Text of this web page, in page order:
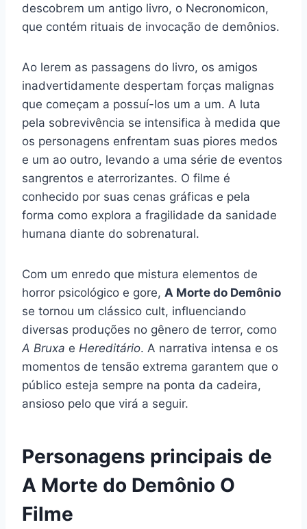
descobrem um antigo livro, o Necronomicon,
que contém rituais de invocação de demônios.
Ao lerem as passagens do livro, os amigos
inadvertidamente despertam forças malignas
que começam a possuí-los um a um. A luta
pela sobrevivência se intensifica à medida que
os personagens enfrentam suas piores medos
e um ao outro, levando a uma série de eventos
sangrentos e aterrorizantes. O filme é
conhecido por suas cenas gráficas e pela
forma como explora a fragilidade da sanidade
humana diante do sobrenatural.
Com um enredo que mistura elementos de
horror psicológico e gore, A Morte do Demônio
se tornou um clássico cult, influenciando
diversas produções no gênero de terror, como
A Bruxa e Hereditário. A narrativa intensa e os
momentos de tensão extrema garantem que o
público esteja sempre na ponta da cadeira,
ansioso pelo que virá a seguir.
Personagens principais de
A Morte do Demônio O
Filme